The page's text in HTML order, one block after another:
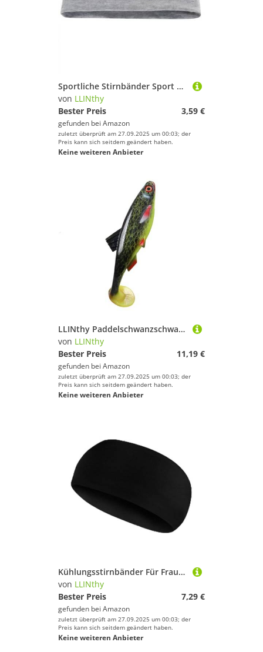
Sportliche Stirnbänder Sport Atmungsaktives Elastisches Haarband Fitness Haarbänder Zum Klettern Von Sport Sportlich Sportlich Sweatband Workout Elastic Hair Band Für Erwachsene
von LLINthy
Bester Preis
3,59 €
gefunden bei Amazon
zuletzt überprüft am 27.09.2025 um 00:03; der
Preis kann sich seitdem geändert haben.
Keine weiteren Anbieter
LLINthy Paddelschwanzschwanze 2oz 20 3 cm Fischerei Köder Künstliche Schwimmen Für Süßwasser Salzwasser Weich
von LLINthy
Bester Preis
11,19 €
gefunden bei Amazon
zuletzt überprüft am 27.09.2025 um 00:03; der
Preis kann sich seitdem geändert haben.
Keine weiteren Anbieter
Kühlungsstirnbänder Für Frauen Männer Elastische Sportstirnbänder Breites Haarband Für Sport Yoga Running Cycling Basketball Fitnessstudio Schnell Trockenes Haarband
von LLINthy
Bester Preis
7,29 €
gefunden bei Amazon
zuletzt überprüft am 27.09.2025 um 00:03; der
Preis kann sich seitdem geändert haben.
Keine weiteren Anbieter